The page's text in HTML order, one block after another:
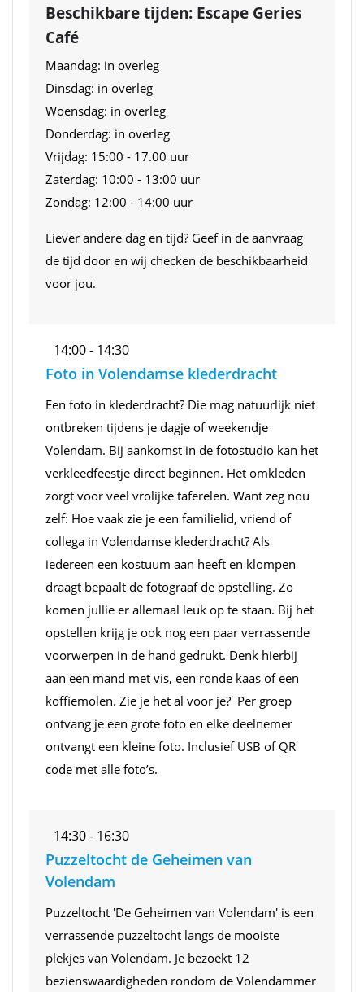
Beschikbare tijden: Escape Geries
Café
Maandag: in overleg
Dinsdag: in overleg
Woensdag: in overleg
Donderdag: in overleg
Vrijdag: 15:00 - 17.00 uur
Zaterdag: 10:00 - 13:00 uur
Zondag: 12:00 - 14:00 uur
Liever andere dag en tijd? Geef in de aanvraag
de tijd door en wij checken de beschikbaarheid
voor jou.
14:00 - 14:30
Foto in Volendamse klederdracht
Een foto in klederdracht? Die mag natuurlijk niet
ontbreken tijdens je dagje of weekendje
Volendam. Bij aankomst in de fotostudio kan het
verkleedfeestje direct beginnen. Het omkleden
zorgt voor veel vrolijke taferelen. Want zeg nou
zelf: Hoe vaak zie je een familielid, vriend of
collega in Volendamse klederdracht? Als
iedereen een kostuum aan heeft en klompen
draagt bepaalt de fotograaf de opstelling. Zo
komen jullie er allemaal leuk op te staan. Bij het
opstellen krijg je ook nog een paar verrassende
voorwerpen in de hand gedrukt. Denk hierbij
aan een mand met vis, een ronde kaas of een
koffiemolen. Zie je het al voor je? Per groep
ontvang je een grote foto en elke deelnemer
ontvangt een kleine foto. Inclusief USB of QR
code met alle foto’s.
14:30 - 16:30
Puzzeltocht de Geheimen van
Volendam
Puzzeltocht 'De Geheimen van Volendam' is een
verrassende puzzeltocht langs de mooiste
plekjes van Volendam. Je bezoekt 12
bezienswaardigheden rondom de Volendammer